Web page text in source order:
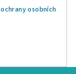
osobních